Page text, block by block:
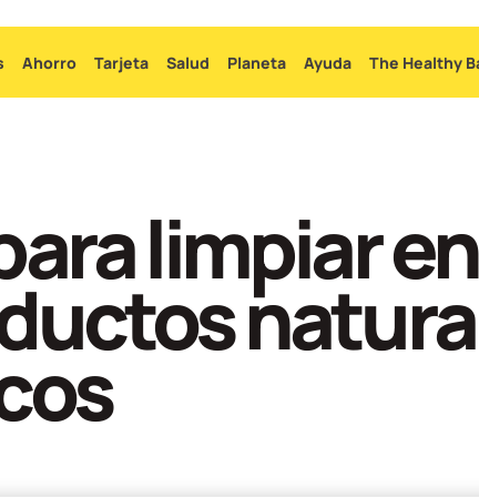
Ir
al
contenido
Ahorro Tarjeta Salud Planeta Ayuda The Healthy
limpiar